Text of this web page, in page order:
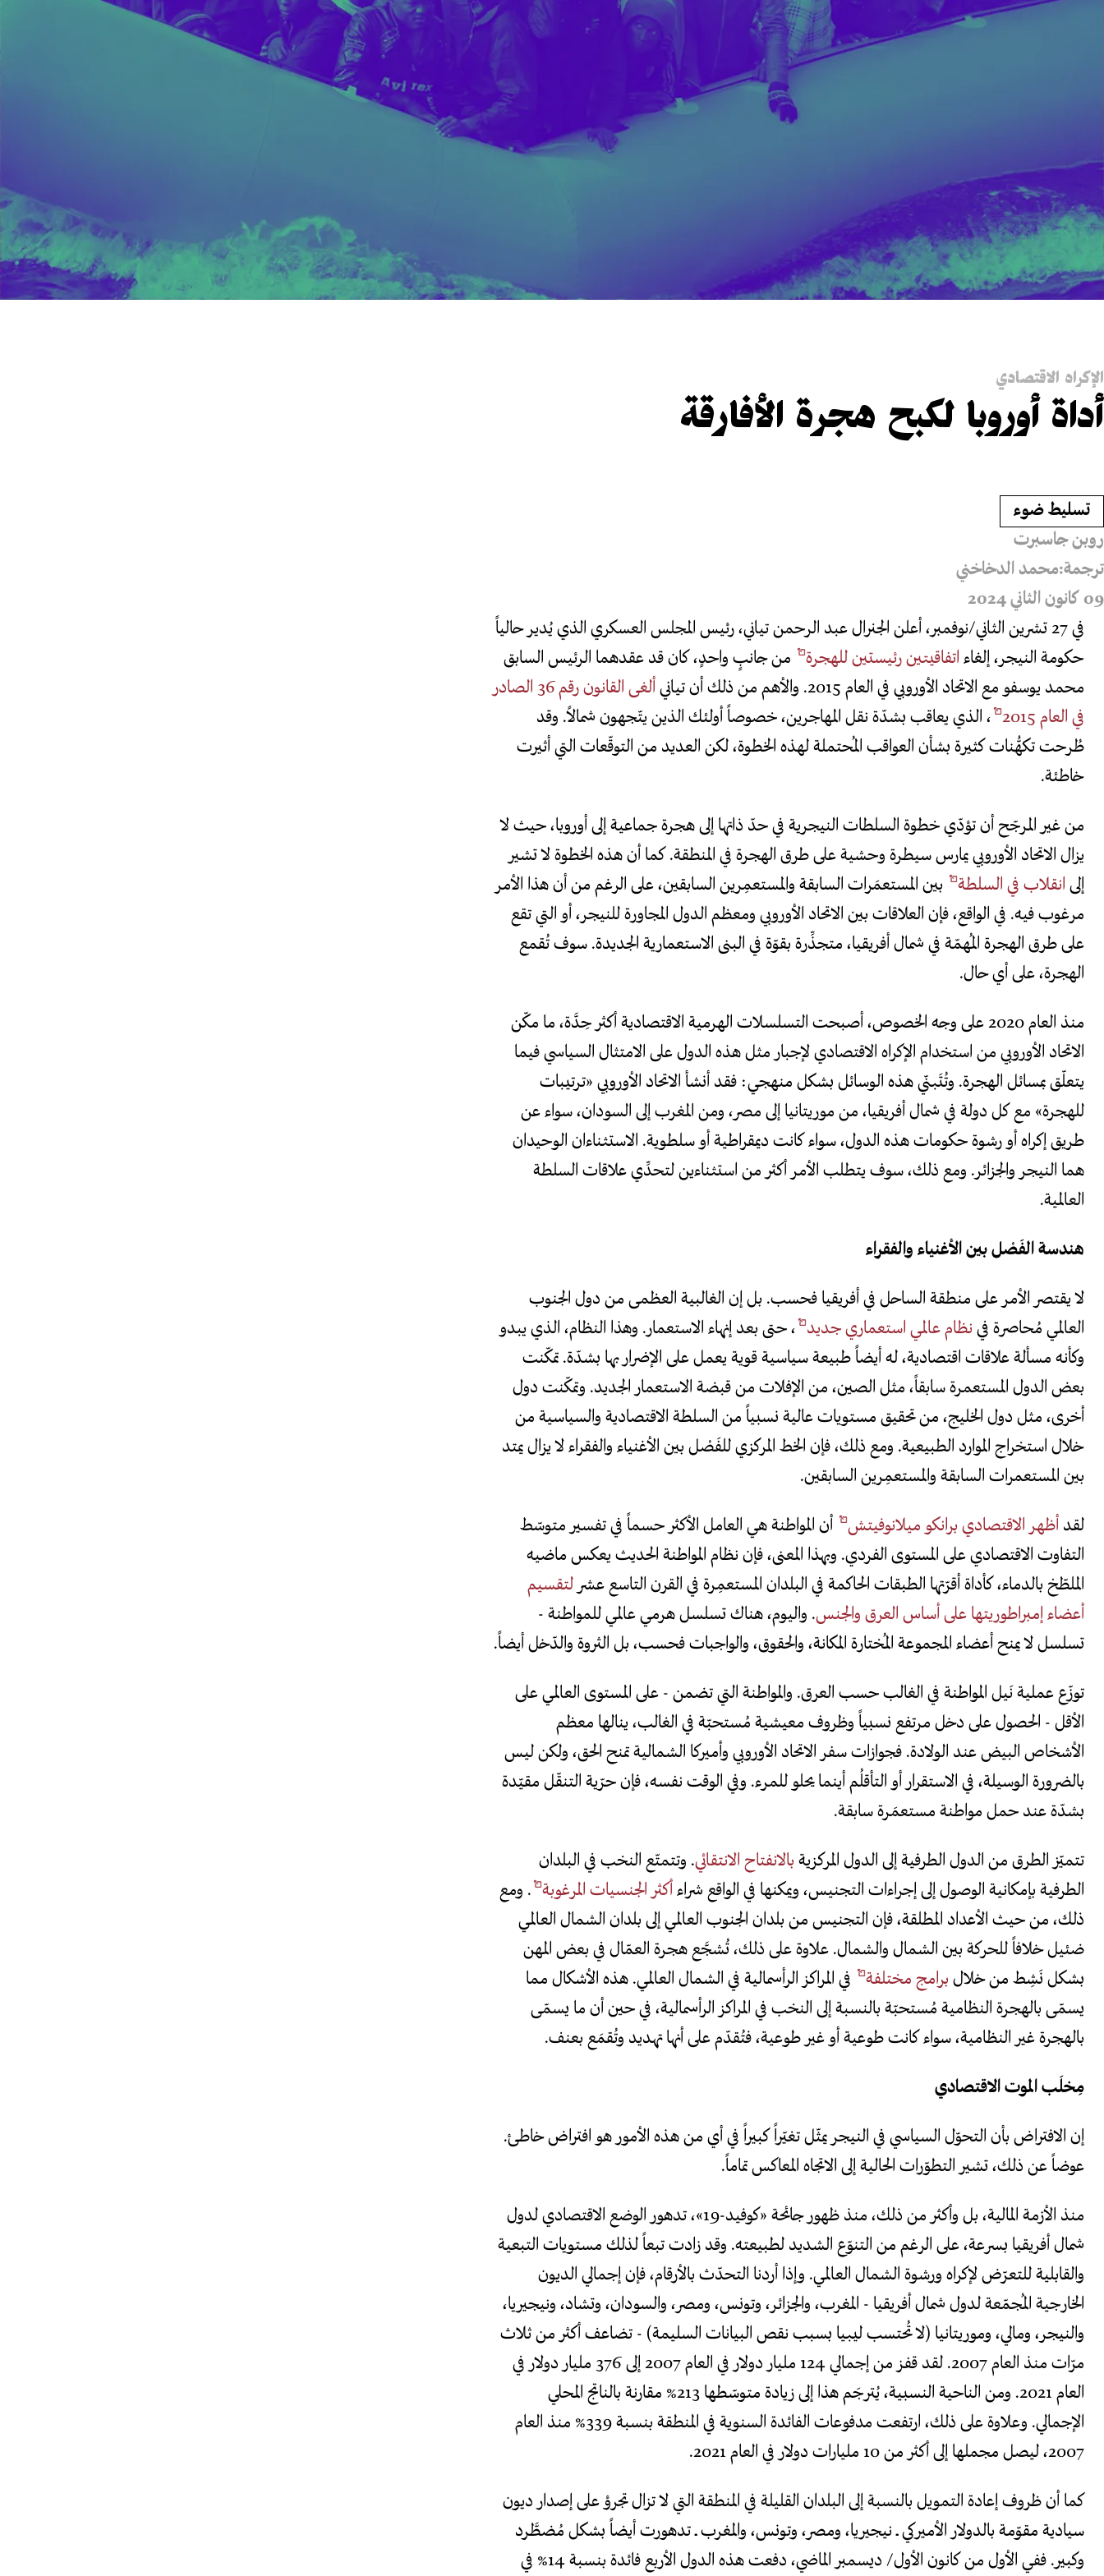
الإكراه الاقتصادي
أداة أوروبا لكبح هجرة الأفارقة
⁨تسليط ضوء⁩
روبن جاسبرت
ترجمة:محمد الدخاخني
09 كانون الثاني 2024
في 27 تشرين الثاني/نوفمبر، أعلن الجنرال عبد الرحمن تياني، رئيس المجلس العسكري الذي يُدير حالياً
حكومة النيجر، إلغاء اتفاقيتين رئيستين للهجرة
من جانبٍ واحدٍ، كان قد عقدهما الرئيس السابق
محمد يوسفو مع الاتحاد الأوروبي في العام 2015. والأهم من ذلك أن تياني
ألغى القانون رقم 36 الصادر
في العام 2015
، الذي يعاقب بشدّة نقل المهاجرين، خصوصاً أولئك الذين يتّجهون شمالاً. وقد
طُرحت تكهُّنات كثيرة بشأن العواقب المُحتملة لهذه الخطوة، لكن العديد من التوقّعات التي أثيرت
خاطئة.
من غير المرجّح أن تؤدّي خطوة السلطات النيجرية في حدّ ذاتها إلى هجرة جماعية إلى أوروبا، حيث لا
يزال الاتحاد الأوروبي يمارس سيطرة وحشية على طرق الهجرة في المنطقة. كما أن هذه الخطوة لا تشير
إلى انقلاب في السلطة
بين المستعمَرات السابقة والمستعمِرين السابقين، على الرغم من أن هذا الأمر
مرغوب فيه. في الواقع، فإن العلاقات بين الاتحاد الأوروبي ومعظم الدول المجاورة للنيجر، أو التي تقع
على طرق الهجرة المُهمّة في شمال أفريقيا، متجذِّرة بقوّة في البنى الاستعمارية الجديدة. سوف تُقمع
الهجرة، على أي حال.
منذ العام 2020 على وجه الخصوص، أصبحت التسلسلات الهرمية الاقتصادية أكثر حِدَّة، ما مكّن
الاتحاد الأوروبي من استخدام الإكراه الاقتصادي لإجبار مثل هذه الدول على الامتثال السياسي فيما
يتعلّق بمسائل الهجرة. وتُتَبنّي هذه الوسائل بشكل منهجي: فقد أنشأ الاتحاد الأوروبي «ترتيبات
للهجرة» مع كل دولة في شمال أفريقيا، من موريتانيا إلى مصر، ومن المغرب إلى السودان، سواء عن
طريق إكراه أو رشوة حكومات هذه الدول، سواء كانت ديمقراطية أو سلطوية. الاستثناءان الوحيدان
هما النيجر والجزائر. ومع ذلك، سوف يتطلب الأمر أكثر من استثناءين لتحدِّي علاقات السلطة
العالمية.
هندسة الفَصْل بين الأغنياء والفقراء
لا يقتصر الأمر على منطقة الساحل في أفريقيا فحسب. بل إن الغالبية العظمى من دول الجنوب
العالمي مُحاصرة في نظام عالمي استعماري جديد ، حتى بعد إنهاء الاستعمار. وهذا النظام، الذي يبدو
وكأنه مسألة علاقات اقتصادية، له أيضاً طبيعة سياسية قوية يعمل على الإضرار بها بشدّة. تمكّنت
بعض الدول المستعمرة سابقاً، مثل الصين، من الإفلات من قبضة الاستعمار الجديد. وتمكّنت دول
أخرى، مثل دول الخليج، من تحقيق مستويات عالية نسبياً من السلطة الاقتصادية والسياسية من
خلال استخراج الموارد الطبيعية. ومع ذلك، فإن الخط المركزي للفَصْل بين الأغنياء والفقراء لا يزال يمتد
بين المستعمرات السابقة والمستعمِرين السابقين.
لقد أظهر الاقتصادي برانكو ميلانوفيتش
أن المواطنة هي العامل الأكثر حسماً في تفسير متوسّط
التفاوت الاقتصادي على المستوى الفردي. وبهذا المعنى، فإن نظام المواطنة الحديث يعكس ماضيه
الملطّخ بالدماء، كأداة أقرّتها الطبقات الحاكمة في البلدان المستعمِرة في القرن التاسع عشرلتقسيم
أعضاء إمبراطوريتها على أساس العرق والجنس. واليوم، هناك تسلسل هرمي عالمي للمواطنة -
تسلسل لا يمنح أعضاء المجموعة المُختارة المكانة، والحقوق، والواجبات فحسب، بل الثروة والدّخل أيضاً.
توزّع عملية نَيل المواطنة في الغالب حسب العرق. والمواطنة التي تضمن - على المستوى العالمي على
الأقل - الحصول على دخل مرتفع نسبياً وظروف معيشية مُستحبّة في الغالب، ينالها معظم
الأشخاص البيض عند الولادة. فجوازات سفر الاتحاد الأوروبي وأميركا الشمالية تمنح الحق، ولكن ليس
بالضرورة الوسيلة، في الاستقرار أو التأقلُم أينما يحلو للمرء. وفي الوقت نفسه، فإن حرّية التنقّل مقيّدة
بشدّة عند حمل مواطنة مستعمَرة سابقة.
تتميّز الطرق من الدول الطرفية إلى الدول المركزية بالانفتاح الانتقائي. وتتمتّع النخب في البلدان
الطرفية بإمكانية الوصول إلى إجراءات التجنيس، ويمكنها في الواقع شراء أكثر الجنسيات المرغوبة . ومع
ذلك، من حيث الأعداد المطلقة، فإن التجنيس من بلدان الجنوب العالمي إلى بلدان الشمال العالمي
ضئيل خلافاً للحركة بين الشمال والشمال. علاوة على ذلك، تُشجَّع هجرة العمّال في بعض المهن
بشكل نَشِط من خلال برامج مختلفة
في المراكز الرأسمالية في الشمال العالمي. هذه الأشكال مما
يسمّى بالهجرة النظامية مُستحبّة بالنسبة إلى النخب في المراكز الرأسمالية، في حين أن ما يسمّى
بالهجرة غير النظامية، سواء كانت طوعية أو غير طوعية، فتُقدّم على أنها تهديد وتُقمَع بعنف.
مِخلَب الموت الاقتصادي
إن الافتراض بأن التحوّل السياسي في النيجر يمثّل تغيّراً كبيراً في أي من هذه الأمور هو افتراض خاطئ.
عوضاً عن ذلك، تشير التطوّرات الحالية إلى الاتجاه المعاكس تماماً.
منذ الأزمة المالية، بل وأكثر من ذلك، منذ ظهور جائحة «كوفيد-19»، تدهور الوضع الاقتصادي لدول
شمال أفريقيا بسرعة، على الرغم من التنوّع الشديد لطبيعته. وقد زادت تبعاً لذلك مستويات التبعية
والقابلية للتعرّض لإكراه ورشوة الشمال العالمي. وإذا أردنا التحدّث بالأرقام، فإن إجمالي الديون
الخارجية المُجمّعة لدول شمال أفريقيا - المغرب، والجزائر، وتونس، ومصر، والسودان، وتشاد، ونيجيريا،
والنيجر، ومالي، وموريتانيا (لا تُحتسب ليبيا بسبب نقص البيانات السليمة) - تضاعف أكثر من ثلاث
مرّات منذ العام 2007. لقد قفز من إجمالي 124 مليار دولار في العام 2007 إلى 376 مليار دولار في
العام 2021. ومن الناحية النسبية، يُترجَم هذا إلى زيادة متوسّطها 213% مقارنة بالناتج المحلي
الإجمالي. وعلاوة على ذلك، ارتفعت مدفوعات الفائدة السنوية في المنطقة بنسبة 339% منذ العام
2007، ليصل مجملها إلى أكثر من 10 مليارات دولار في العام 2021.
كما أن ظروف إعادة التمويل بالنسبة إلى البلدان القليلة في المنطقة التي لا تزال تجرؤ على إصدار ديون
سيادية مقوّمة بالدولار الأميركي ــ نيجيريا، ومصر، وتونس، والمغرب ــ تدهورت أيضاً بشكل مُضطَّرد
وكبير. ففي الأول من كانون الأول/ ديسمبر الماضي، دفعت هذه الدول الأربع فائدة بنسبة 14% في